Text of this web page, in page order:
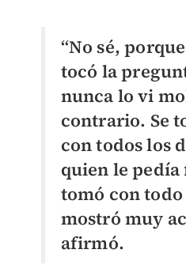
“No sé,
tocó la
nunca lo vi
contrario. Se
con todos los
quien le pedía
tomó con
mostró muy
afirmó.